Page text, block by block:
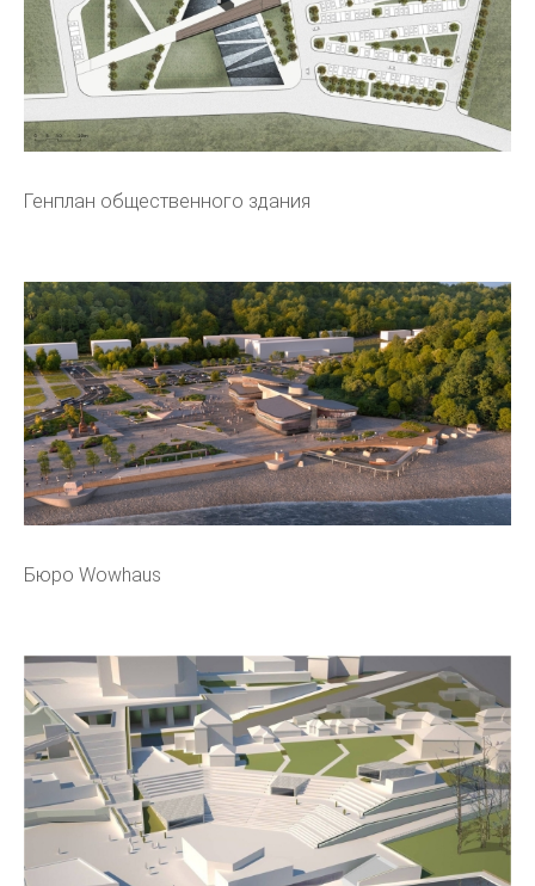
Генплан общественного здания
Бюро Wowhaus